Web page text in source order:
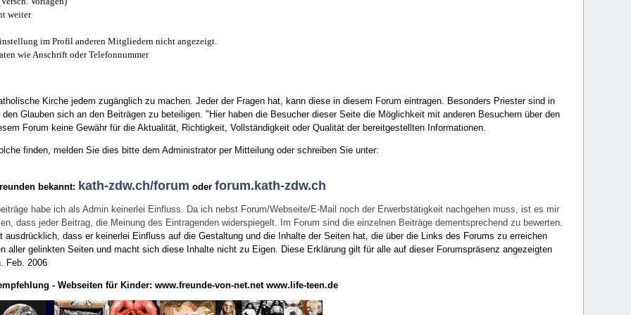
weiter
im Profil anderen Mitgliedern nicht angezeigt.
wie Anschrift oder Telefonnummer
Kirche jedem zugänglich zu machen. Jeder der Fragen hat, kann diese in diesem Forum eintragen. Besonders Priester sind in
Glauben sich an den Beiträgen zu beteiligen. "Hier haben die Besucher dieser Seite die Möglichkeit mit anderen Besuchern über den
Forum keine Gewähr für die Aktualität, Richtigkeit, Vollständigkeit oder Qualität der bereitgestellten Informationen.
finden, melden Sie dies bitte dem Administrator per Mitteilung oder schreiben Sie unter:
bekannt: kath-zdw.ch/forum oderforum.kath-zdw.ch
habe ich als Admin keinerlei Einfluss. Da ich nebst Forum/Webseite/E-Mail noch der Erwerbstätigkeit nachgehen muss, ist es mir
dass jeder Beitrag, die Meinung des Eintragenden widerspiegelt. Im Forum sind die einzelnen Beiträge dementsprechend zu bewerten.
dass er keinerlei Einfluss auf die Gestaltung und die Inhalte der Seiten hat, die über die Links des Forums zu erreichen
gelinkten Seiten und macht sich diese Inhalte nicht zu Eigen.
Diese Erklärung gilt für alle auf dieser Forumspräsenz angezeigten
Feb. 2006
- Webseiten für Kinder: www.freunde-von-net.net www.life-teen.de